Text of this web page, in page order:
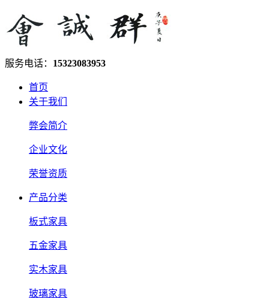
服务电话： 15323083953
首页
关于我们
弊会简介
企业文化
荣誉资质
产品分类
板式家具
五金家具
实木家具
玻璃家具